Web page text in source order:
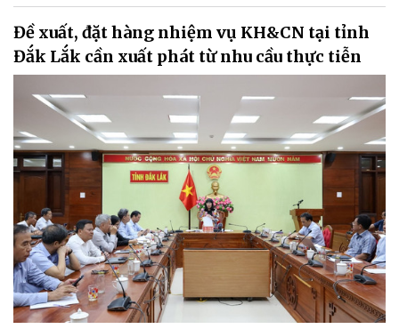
Đề xuất, đặt hàng nhiệm vụ KH&CN tại tỉnh
Đắk Lắk cần xuất phát từ nhu cầu thực tiễn